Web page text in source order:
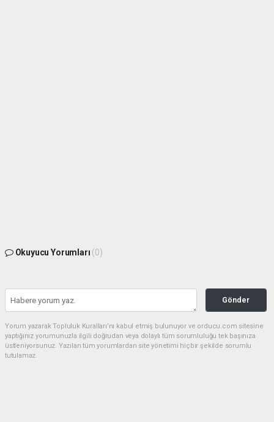
Okuyucu Yorumları (0)
Gönder
Yorum yazarak Topluluk Kuralları’nı kabul etmiş bulunuyor ve orducu.com sitesine
yaptığınız yorumunuzla ilgili doğrudan veya dolaylı tüm sorumluluğu tek başınıza
üstleniyorsunuz. Yazılan tüm yorumlardan site yönetimi hiçbir şekilde sorumlu
tutulamaz.